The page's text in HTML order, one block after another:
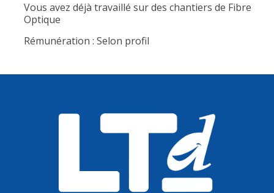
Vous avez déjà travaillé sur des chantiers de Fibre
Optique
Rémunération : Selon profil